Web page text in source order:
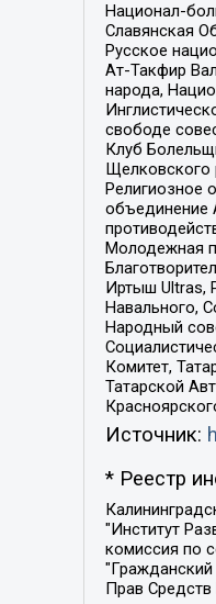
Национал-
Славянская
Русское
Ат-Такфир
народа,
свободе
Клуб
Щелковского
Религиозное
объединение
Молодежная
Иртыш Ultras,
Навального,
Народный
Комитет,
Татарской
Источник:
* Реестр
Калининградская региональная общественная организация "Экозащита!-Женсовет", Фонд содействия защите прав и свобод граждан "Общественный вердикт", Фонд "Институт Развития Свободы Информации", Частное учреждение "Информационное агентство МЕМО. РУ", Региональная общественная организация "Общественная комиссия по сохранению наследия академика Сахарова", Фонд поддержки свободы прессы, Санкт-Петербургская общественная правозащитная организация "Гражданский контроль", Межрегиональная общественная организация "Информационно-просветительский центр "Мемориал", Региональный Фонд "Центр Защиты Прав Средств Массовой Информации", с 05.12.2023 Фонд "Центр Защиты Прав Средств массовой информации", Региональная общественная благотворительная организация помощи беженцам и мигрантам "Гражданское содействие",